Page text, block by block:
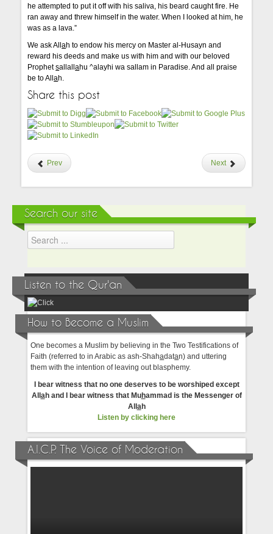
he attempted to put it off with his saliva, his beard caught fire. He
ran away and threw himself in the water. When I looked at him, he
was as a lava.”
We ask Allah to endow his mercy on Master al-Husayn and
reward his deeds and make us with him and with our beloved
Prophetsallallahu ^alayhi wa sallam in Paradise. And all praise
be to Allah.
Share this post
Prev Next
Search our site
Listen to the Qur'an
How to Become a Muslim
One becomes a Muslim by believing in the Two Testifications of
Faith (referred to in Arabic as ash-Shahadatan) and uttering
them with the intention of leaving out blasphemy.
I bear witness that no one deserves to be worshiped except
All ah and I bear witness that Muhammad is the Messenger of
All ah
Listen by clicking here
A.I.C.P. The Voice of Moderation